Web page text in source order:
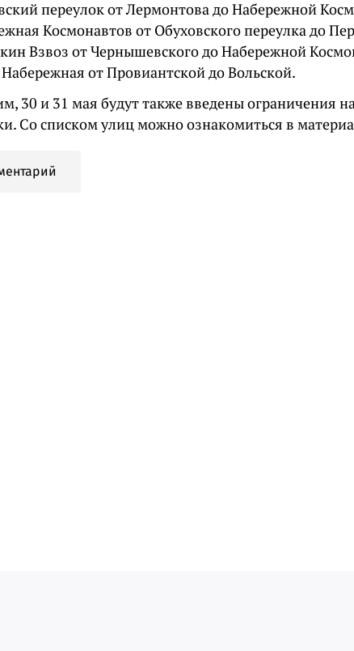
переулок от Лермонтова до Набережной
Космонавтов от Обуховского переулка до
Взвоз от Чернышевского до Набережной
от Провиантской до Вольской.
30 и 31 мая будут также введены ограничения
Со списком улиц можно ознакомиться в